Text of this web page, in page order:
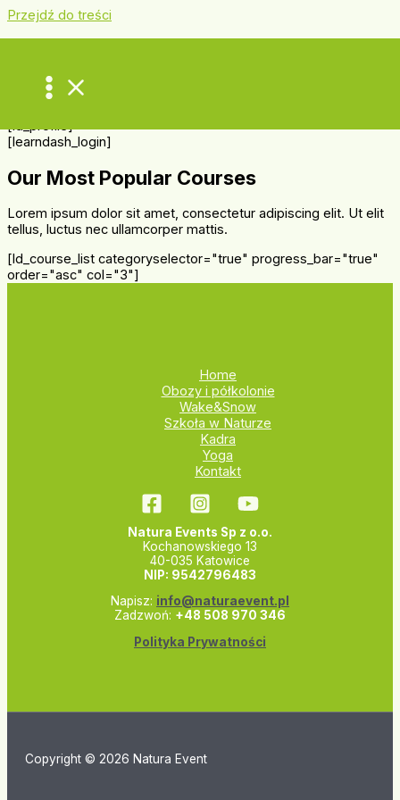
Przejdź do treści
Lorem ipsum dolor sit amet, consectetur adipiscing elit. Ut elit
tellus, luctus nec ullamcorper mattis.
[ld_profile]
[learndash_login]
Our Most Popular Courses
Lorem ipsum dolor sit amet, consectetur adipiscing elit. Ut elit
tellus, luctus nec ullamcorper mattis.
[ld_course_list categoryselector="true" progress_bar="true"
order="asc" col="3"]
Home
Obozy i półkolonie
Wake&Snow
Szkoła w Naturze
Kadra
Yoga
Kontakt
Natura Events Sp z o.o.
Kochanowskiego 13
40-035 Katowice
NIP: 9542796483
Napisz: info@naturaevent.pl
Zadzwoń: +48 508 970 346
Polityka Prywatności
Copyright © 2026 Natura Event